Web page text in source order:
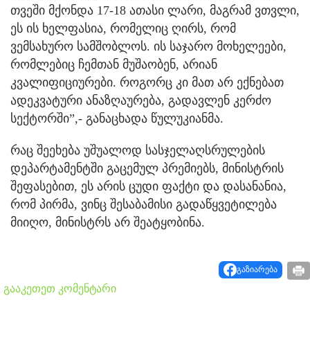
თვეში მქონდა 17-18 ათასი ლარი, მაგრამ ვთვლი,
ეს ის ხელფასია, რომელიც ღირს, რომ
ვემსახურო სამშობლოს. ის საჯარო მოხელეები,
რომლებიც ჩემთან მუშაობენ, არიან
კვალიფიციურები. როგორც კი მათ არ ექნებათ
ადეკვატური ანაზღაურება, გადავლენ კერძო
სექტორში”,- განაცხადა წულუკიანმა.
რაც შეეხება უშუალოდ სასჯელაღსრულების
დეპარტამენტში გაცემულ პრემიებს, მინისტრის
შეფასებით, ეს არის ცუდი ფაქტი და დასანანია,
რომ პირმა, ვინც შესაბამისი გადაწყვეტილება
მიიღო, მინისტრს არ შეატყობინა.
გაზიარება
გააკეთეთ კომენტარი